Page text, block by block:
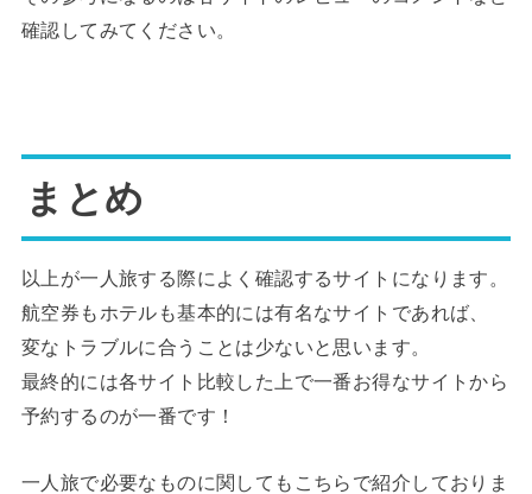
確認してみてください。
まとめ
以上が一人旅する際によく確認するサイトになります。
航空券もホテルも基本的には有名なサイトであれば、
変なトラブルに合うことは少ないと思います。
最終的には各サイト比較した上で一番お得なサイトから
予約するのが一番です！
一人旅で必要なものに関してもこちらで紹介しておりま